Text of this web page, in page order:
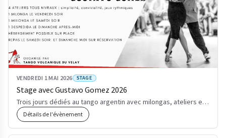
VENDREDI 1 MAI 2026 STAGE
Stage avec Gustavo Gomez 2026
Trois jours dédiés au tango argentin avec milongas, ateliers et moments conviviaux à La Chaponie
Détails de l'évènement